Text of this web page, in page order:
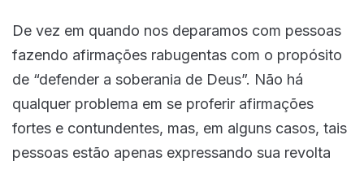
De vez em quando nos deparamos com pessoas
fazendo afirmações rabugentas com o propósito
de “defender a soberania de Deus”. Não há
qualquer problema em se proferir afirmações
fortes e contundentes, mas, em alguns casos, tais
pessoas estão apenas expressando sua revolta